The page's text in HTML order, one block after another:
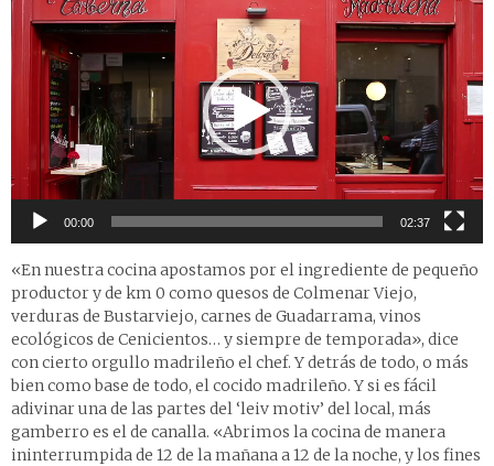
de
vídeo
00:00 02:37
«En nuestra cocina apostamos por el ingrediente de pequeño
productor y de km 0 como quesos de Colmenar Viejo,
verduras de Bustarviejo, carnes de Guadarrama, vinos
ecológicos de Cenicientos… y siempre de temporada», dice
con cierto orgullo madrileño el chef. Y detrás de todo, o más
bien como base de todo, el cocido madrileño. Y si es fácil
adivinar una de las partes del ‘leiv motiv’ del local, más
gamberro es el de canalla. «Abrimos la cocina de manera
inin­terrumpida de 12 de la mañana a 12 de la noche, y los fines